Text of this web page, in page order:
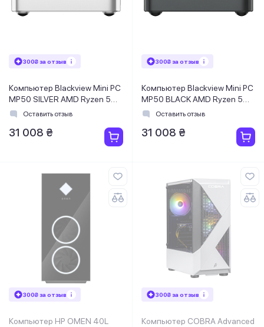
300₴ за отзыв
Компьютер Blackview Mini PC
MP50 SILVER AMD Ryzen 5
3500U/16GB/SSD512GB/K&M
Оставить отзыв
31 008 ₴
300₴ за отзыв
Компьютер Blackview Mini PC
MP50 BLACK AMD Ryzen 5
3500U/16GB/SSD512GB/K&M
Оставить отзыв
31 008 ₴
300₴ за отзыв
Компьютер HP OMEN 40L
300₴ за отзыв
Компьютер COBRA Advanced